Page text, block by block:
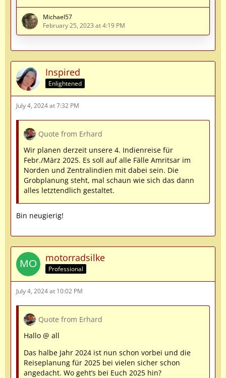
Di 11.02.25 Rio de Janeiro / Brasilien
Mi 12.02.25 Rio de Janeiro / Brasilien 20:00
Fr 14.02.25 Porto Belo* / Brasilien 12:00 bis 23:00
Sa 15.02.25 Auf See
13:00
Mo 17.02.25 Punta del Este* / Uruguay 09:00 bis
20:00
Di 18.02.25 Montevideo / Uruguay 07:00 bis 18:00
Mi 19.02.25 Kreuzen im Rio de la Plata-Delta,
…
Michael57
February 25, 2023 at 4:19 PM
Inspired
Enlightened
July 4, 2024 at 7:32 PM
Quote from Erhard
Wir planen derzeit unsere 4. Indienreise für
Febr./März 2025. Es soll auf alle Fälle Amritsar im
Norden und Zentralindien mit dabei sein. Die
Grobplanung steht, mal schaun wie sich das dann
alles letztendlich gestaltet.
Bin neugierig!
motorradsilke
Professional
July 4, 2024 at 10:02 PM
Quote from Erhard
Hallo @ all
Das halbe Jahr 2024 ist nun schon vorbei und die
Reiseplanung für 2025 bei vielen sicher schon
angedacht. Wo geht’s bei Euch 2025 hin?